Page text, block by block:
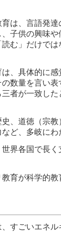
は、言語発
子供の興味
む」だけで
、具体的に
数量を言い
者が一致し
、道徳（宗
ど、多岐にわ
界各国で長
育が科学的
、すごいエネ